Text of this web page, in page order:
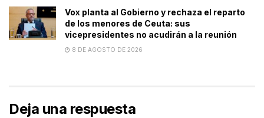
Vox planta al Gobierno y rechaza el reparto
de los menores de Ceuta: sus
vicepresidentes no acudirán a la reunión
8 DE AGOSTO DE 2026
Deja una respuesta